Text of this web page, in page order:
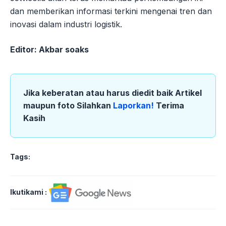
dan memberikan informasi terkini mengenai tren dan
inovasi dalam industri logistik.
Editor: Akbar soaks
Jika keberatan atau harus diedit baik Artikel
maupun foto Silahkan Laporkan! Terima
Kasih
Tags:
Ikutikami :